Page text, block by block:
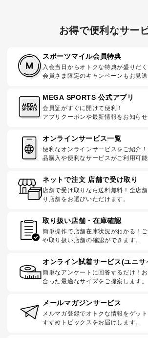
お得で便利なサー
スポーツマイル会員特典
入会当日からオトクな特典が盛りだく
会員さま限定のキャンペーンもお見逃
MEGA SPORTS 公式アプリ
会員証がすぐに開けて便利！
アプリクーポンや最新情報をお知らせ
オンラインサービス一覧
便利なオンラインサービスをご紹介
品購入や便利なサービスがご利用可能
ネットで注文 店舗で受け取り
店舗で受け取りなら送料無料！全店
り店舗をお選びいただけます。
取り扱い店舗・在庫確認
簡単操作で店舗在庫状況がわかる！
や取り扱い店舗の確認ができます。
オンライン試着サービス(ユニサ
簡単なアンケートに回答するだけ！
合った最適なサイズをご提案します。
メールマガジンサービス
メルマガ登録でオトクな情報をゲッ
すすめトピックスをお届けします。